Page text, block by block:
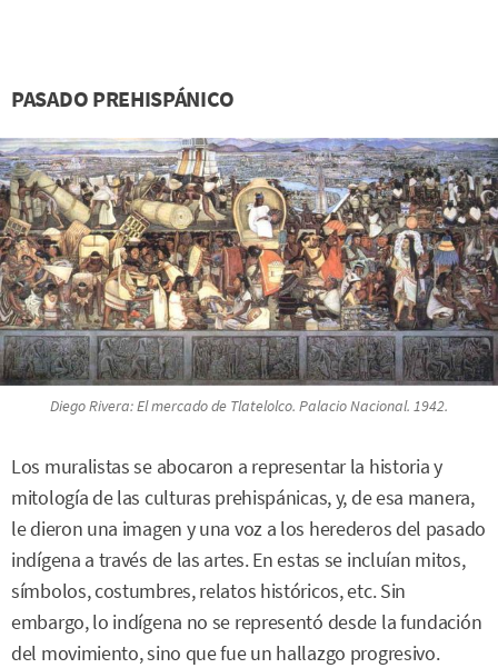
PASADO PREHISPÁNICO
Diego Rivera:El mercado de Tlatelolco. Palacio Nacional. 1942.
Los muralistas se abocaron a representar la historia y
mitología de las culturas prehispánicas, y, de esa manera,
le dieron una imagen y una voz a los herederos del pasado
indígena a través de las artes. En estas se incluían mitos,
símbolos, costumbres, relatos históricos, etc. Sin
embargo, lo indígena no se representó desde la fundación
del movimiento, sino que fue un hallazgo progresivo.